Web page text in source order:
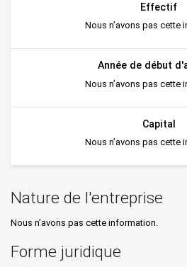
Effectif
Nous n’avons pas cette
Année de début
Nous n’avons pas cette
Capital
Nous n’avons pas cette
Nature de l'entreprise
Nous n’avons pas cette information.
Forme juridique